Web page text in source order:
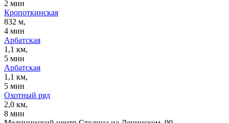
2 мин
Кропоткинская
832 м,
4 мин
Арбатская
1,1 км,
5 мин
Арбатская
1,1 км,
5 мин
Охотный ряд
2,0 км,
8 мин